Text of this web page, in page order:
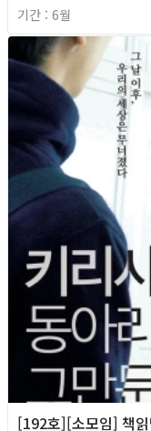
기간 : 6월
[192호][소모임] 책